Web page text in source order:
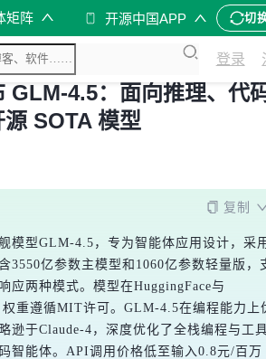
矩阵 开源中国APP 切
登录
GLM-4.5：面向推理、代
SOTA 模型
复制
模型GLM-4.5，专为智能体应用设计，采
3550亿参数主模型和1060亿参数轻量版，
应两种模式。模型在HuggingFace与
权重遵循MIT许可。GLM-4.5在编程能力上
逊于Claude-4，深度优化了全栈编程与工
智能体。API调用价格低至输入0.8元/百万